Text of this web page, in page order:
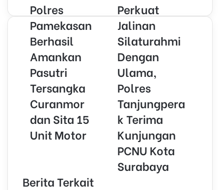
o Polres
Pamekasan
Berhasil
Amankan
Pasutri
Tersangka
Curanmor
dan Sita 15
Unit Motor
Perkuat
Jalinan
Silaturahmi
Dengan
Ulama,
Polres
Tanjungpera
k Terima
Kunjungan
PCNU Kota
Surabaya
Berita Terkait